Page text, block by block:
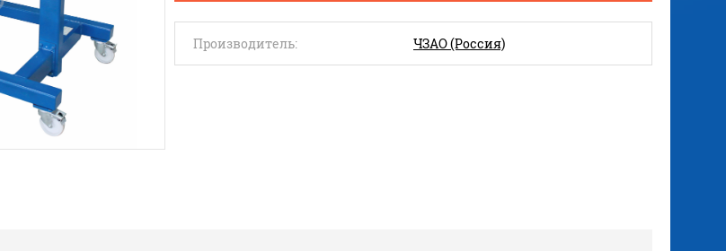
Производитель: ЧЗАО (Россия)